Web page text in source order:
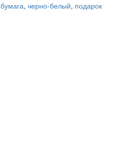
бумага, черно-белый, подарок